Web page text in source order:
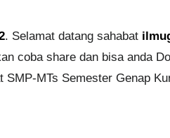
. Selamat datang sahabat
coba share dan bisa anda
MTs Semester Genap